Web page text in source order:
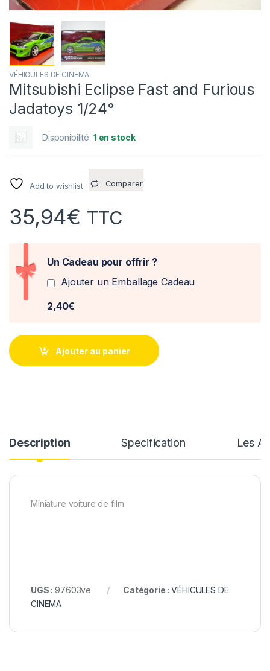
VÉHICULES DE CINEMA
Mitsubishi Eclipse Fast and Furious
Jadatoys 1/24°
Disponibilité: 1 en stock
Add to wishlist Comparer
35,94€ TTC
Un Cadeau pour offrir ?
Ajouter un Emballage Cadeau
2,40€
Ajouter au panier
Description Specification Les
Miniature voiture de film
UGS :97603ve Catégorie :VÉHICULES DE
CINEMA